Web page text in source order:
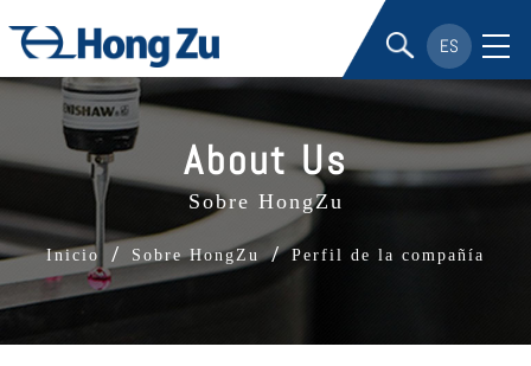
ES
About Us
Sobre HongZu
Inicio / Sobre HongZu / Perfil de la compañía